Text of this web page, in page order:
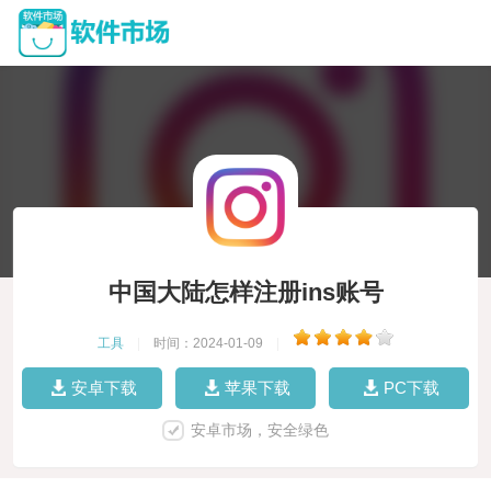
中国大陆怎样注册ins账号
工具 时间：2024-01-09
安卓下载 苹果下载 PC下载
安卓市场，安全绿色